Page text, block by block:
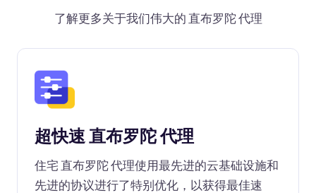
了解更多关于我们伟大的 直布罗陀 代理
超快速 直布罗陀 代理
住宅 直布罗陀 代理使用最先进的云基础设施和
先进的协议进行了特别优化，以获得最佳速